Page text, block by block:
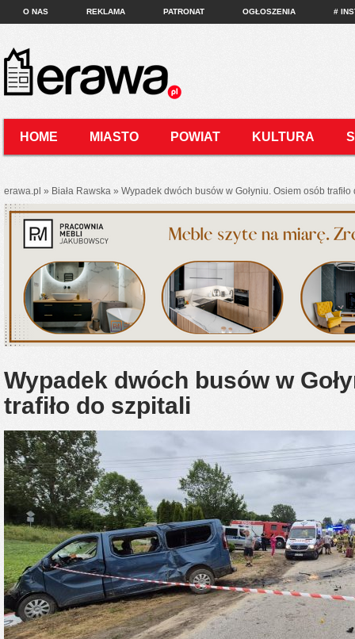
O NAS REKLAMA PATRONAT OGŁOSZENIA #
HOME MIASTO POWIAT KULTURA
erawa.pl » Biała Rawska » Wypadek dwóch busów w Gołyniu. Osiem osób trafiło
Wypadek dwóch busów w
trafiło do szpitali